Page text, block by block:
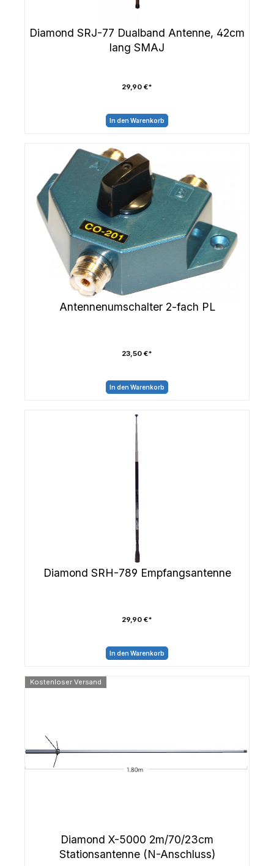
Diamond SRJ-77 Dualband Antenne, 42cm
lang SMAJ
29,90 €*
In den Warenkorb
Antennenumschalter 2-fach PL
23,50 €*
In den Warenkorb
Diamond SRH-789 Empfangsantenne
29,90 €*
In den Warenkorb
Kostenloser Versand
Diamond X-5000 2m/70/23cm
Stationsantenne (N-Anschluss)